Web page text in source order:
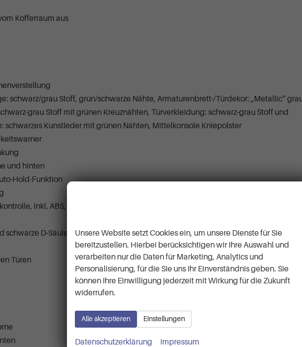
Kofferraum aus
schwarz/grau Stoff, grün/schwarze Nähte, Armaturenbrett-/Türdekor: „Metallic“
grau Stoff mit grünen Kreuznähten, Türverkleidung: schwarz-grau Stoff und
schwarzes Kunstleder mit grünen Nähten, Mittelkonsole Kniepolster
und hinten
Hold-Funktion
inkl. ABS, EBD, MSR, ASR, EDL, HBA, DSR, RBS, ESBS, MCB, TSA, XDS+)
schwarze D-Säule
Türen
Unsere Website setzt Cookies ein, um unsere Dienste für Sie
bereitzustellen. Hierbei berücksichtigen wir Ihre Auswahl und
verarbeiten nur die Daten für Marketing, Analytics und
Personalisierung, für die Sie uns Ihr Einverständnis geben. Sie
können Ihre Einwilligung jederzeit mit Wirkung für die Zukunft
widerrufen.
Alle akzeptieren Einstellungen
Datenschutzerklärung Impressum